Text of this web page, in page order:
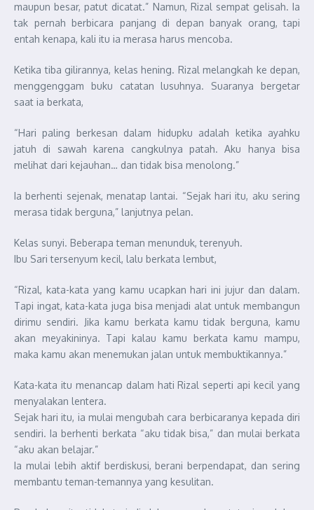
maupun besar, patut dicatat.” Namun, Rizal sempat gelisah. Ia
tak pernah berbicara panjang di depan banyak orang, tapi
entah kenapa, kali itu ia merasa harus mencoba.
Ketika tiba gilirannya, kelas hening. Rizal melangkah ke depan,
menggenggam buku catatan lusuhnya. Suaranya bergetar
saat ia berkata,
“Hari paling berkesan dalam hidupku adalah ketika ayahku
jatuh di sawah karena cangkulnya patah. Aku hanya bisa
melihat dari kejauhan… dan tidak bisa menolong.”
Ia berhenti sejenak, menatap lantai. “Sejak hari itu, aku sering
merasa tidak berguna,” lanjutnya pelan.
Kelas sunyi. Beberapa teman menunduk, terenyuh.
Ibu Sari tersenyum kecil, lalu berkata lembut,
“Rizal, kata-kata yang kamu ucapkan hari ini jujur dan dalam.
Tapi ingat, kata-kata juga bisa menjadi alat untuk membangun
dirimu sendiri. Jika kamu berkata kamu tidak berguna, kamu
akan meyakininya. Tapi kalau kamu berkata kamu mampu,
maka kamu akan menemukan jalan untuk membuktikannya.”
Kata-kata itu menancap dalam hati Rizal seperti api kecil yang
menyalakan lentera.
Sejak hari itu, ia mulai mengubah cara berbicaranya kepada diri
sendiri. Ia berhenti berkata “aku tidak bisa,” dan mulai berkata
“aku akan belajar.”
Ia mulai lebih aktif berdiskusi, berani berpendapat, dan sering
membantu teman-temannya yang kesulitan.